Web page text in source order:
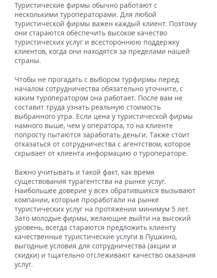
Туристические фирмы обычно работают с
несколькими туроператорами. Для любой
туристической фирмы важен каждый клиент. Поэтому
они стараются обеспечить высокое качество
туристических услуг и всестороннюю поддержку
клиентов, когда они находятся за пределами нашей
страны.
Чтобы не прогадать с выбором турфирмы перед
началом сотрудничества обязательно уточните, с
каким туроператором она работает. После вам не
составит труда узнать реальную стоимость
выбранного утра. Если цена у туристической фирмы
намного выше, чем у оператора, то на клиенте
попросту пытаются заработать деньги. Также стоит
отказаться от сотрудничества с агентством, которое
скрывает от клиента информацию о туроператоре.
Важно учитывать и такой факт, как время
существования турагентства на рынке услуг.
Наибольшее доверие у всех обратившихся вызывают
компании, которые проработали на рынке
туристических услуг на протяжении минимум 5 лет.
Зато молодые фирмы, желающие выйти на высокий
уровень, всегда стараются предложить клиенту
качественные туристические услуги в Пушкино,
выгодные условия для сотрудничества (акции и
скидки) и тщательно отслеживают качество оказания
услуг.